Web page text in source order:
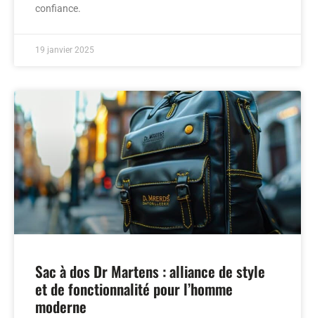
confiance.
19 janvier 2025
Sac à dos Dr Martens : alliance de style
et de fonctionnalité pour l’homme
moderne